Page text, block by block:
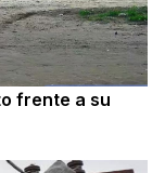
frente a su